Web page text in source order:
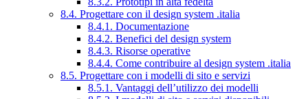
8.4. Progettare con il design system .italia
8.4.1. Documentazione
8.4.2. Benefici del design system
8.4.3. Risorse operative
8.4.4. Come contribuire al design system .italia
8.5. Progettare con i modelli di sito e servizi
8.5.1. Vantaggi dell’utilizzo dei modelli